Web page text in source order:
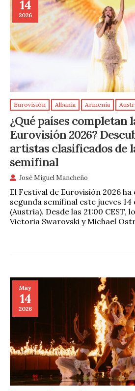
14
2026
Eurovisión Albania Armenia
¿Qué países completan
Eurovisión 2026?
artistas clasificados de
semifinal
José Miguel Mancheño
El Festival de Eurovisión 2026
segunda semifinal este jueves 14
(Austria). Desde las 21:00 CEST,
Victoria Swarovski y Michael
May
14
2026